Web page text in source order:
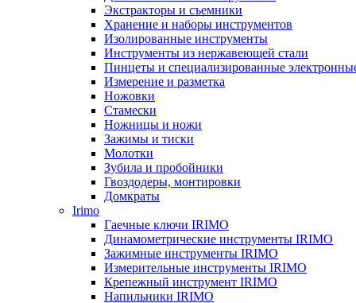
Экстракторы и съемники
Хранение и наборы инструментов
Изолированные инструменты
Инструменты из нержавеющей стали
Пинцеты и специализированные
Измерение и разметка
Ножовки
Стамески
Ножницы и ножи
Зажимы и тиски
Молотки
Зубила и пробойники
Гвоздодеры, монтировки
Домкраты
Irimo
Гаечные ключи IRIMO
Динамометрические инструменты IRIMO
Зажимные инструменты IRIMO
Измерительные инструменты IRIMO
Крепежный инструмент IRIMO
Напильники IRIMO